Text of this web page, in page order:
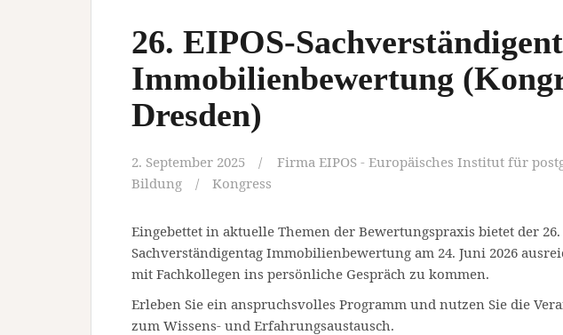
26. EIPOS-
Immobilienbewertung
Dresden)
2. September 2025
Firma EIPOS - Europäisches Institut für
Bildung
Kongress
Eingebettet in aktuelle Themen der Bewertungspraxis bietet der 26.
Sachverständigentag Immobilienbewertung am 24. Juni 2026
mit Fachkollegen ins persönliche Gespräch zu kommen.
Erleben Sie ein anspruchsvolles Programm und nutzen Sie die
zum Wissens- und Erfahrungsaustausch.